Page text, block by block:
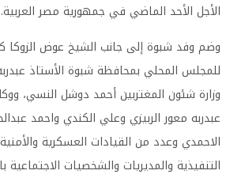
الأجل الأحد الماضي في جمهورية مصر العربية.
وضم وفد شبوة إلى جانب الشيخ عوض الزوكا
للمجلس المحلي بمحافظة شبوة الأستاذ
وزارة شئون المغتربين أحمد دوشل النسي،
عبدربه معور الربيزي وعلي الكندي واحمد
الاحمدي وعدد من القيادات العسكرية
التنفيذية والمديريات والشخصيات الاجتماعية